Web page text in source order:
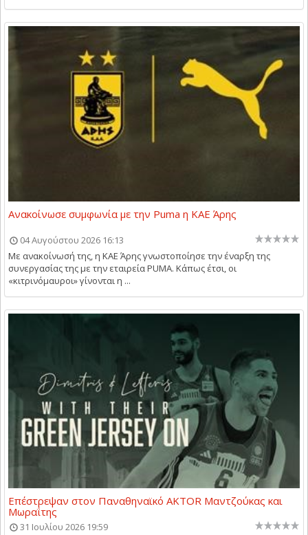
Ανακοίνωσε συμφωνία με την Puma η ΚΑΕ Άρης
04 Αυγούστου 2026 16:13
Με ανακοίνωσή της, η ΚΑΕ Άρης γνωστοποίησε την έναρξη της
συνεργασίας της με την εταιρεία PUMA. Κάπως έτσι, οι
«κιτρινόμαυροι» γίνονται η ...
Επέστρεψαν στον Παναθηναϊκό AKTOR Μαντζούκας και
Μωραΐτης
31 Ιουλίου 2026 19:59